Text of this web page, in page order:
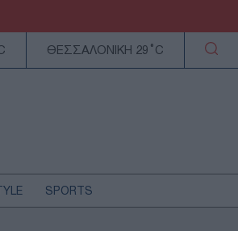
ΘΕΣΣΑΛΟΝΙΚΗ 29°C
SPORTS